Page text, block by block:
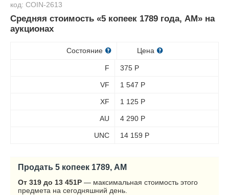
код: COIN-2613
Средняя стоимость «5 копеек 1789 года, АМ» на
аукционах
Состояние Цена
F 375 Р
VF 1 547 Р
XF 1 125 Р
AU 4 290 Р
UNC 14 159 Р
Продать 5 копеек 1789, АМ
От 319 до 13 451Р — максимальная стоимость этого
предмета на сегодняшний день.